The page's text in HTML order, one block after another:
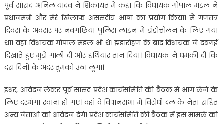
पूर्व सांसद अनिल यादव ने शिकायत में कहा कि विधायक गोपाल मंडल ने
प्रधानमंत्री और मेरे खिलाफ असंसदीय भाषा का प्रयोग किया। मैं गणतंत्र
दिवस के अवसर पर नवगछिया पुलिस लाइन में झंडोत्तोलन के लिए गया
था। वहां विधायक गोपाल मंडल भी थे। झंडारोहण के बाद विधायक ने दबंगई
दिखाते हुए मुझे गाली दी और हथियार तान दिया। विधायक ने धमकी दी कि
दस दिनों के अंदर तुमको उठा लूंगा।
इधर, आवेदन लेकर पूर्व सांसद प्रदेश कार्यसमिति की बैठक में भाग लेने के
लिए दरभंगा रवाना हो गए। वहां वे विधानसभा में विरोधी दल के नेता सहित
अन्य नेताओं को आवेदन देंगे। प्रदेश कार्यसमिति की बैठक में इस मामले को